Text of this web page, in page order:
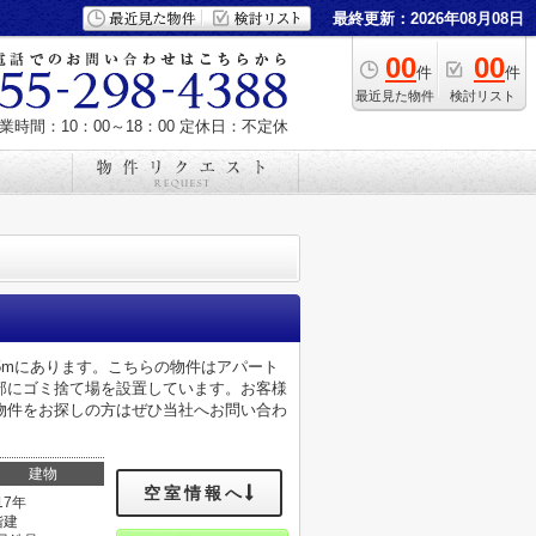
最終更新：2026年08月08日
00件
最近見た物件
00件
検討リスト
時間：10：00～18：00 定休日：不定休
にあります。こちらの物件はアパート
ゴミ捨て場を設置しています。お客様
をお探しの方はぜひ当社へお問い合わ
建物
年
建
空室情報へ